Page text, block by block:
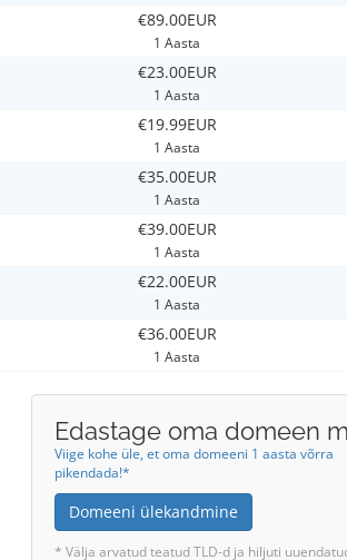
€89.00EUR
1 Aasta
€23.00EUR
1 Aasta
€19.99EUR
1 Aasta
€35.00EUR
1 Aasta
€39.00EUR
1 Aasta
€22.00EUR
1 Aasta
€36.00EUR
1 Aasta
Edastage oma domeen
Viige kohe üle, et oma domeeni 1 aasta võrra
pikendada!*
Domeeni ülekandmine
* Välja arvatud teatud TLD-d ja hiljuti